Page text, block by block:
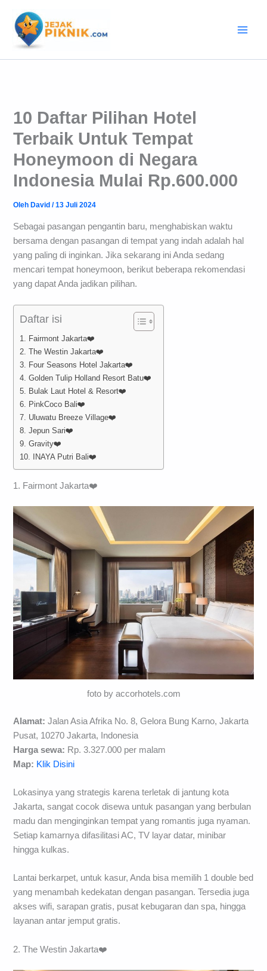
konten
10 Daftar Pilihan Hotel
Terbaik Untuk Tempat
Honeymoon di Negara
Indonesia Mulai Rp.600.000
Oleh David/13 Juli 2024
Sebagai pasangan pengantin baru, menghabiskan waktu
bersama dengan pasangan di tempat yang indah adalah hal
yang paling di inginkan. Jika sekarang ini Anda sedang
mencari tempat honeymoon, berikut beberapa rekomendasi
yang dapat Anda jadikan pilihan.
Daftar isi
1. Fairmont Jakarta❤️
2. The Westin Jakarta❤️
3. Four Seasons Hotel Jakarta❤️
4. Golden Tulip Holland Resort Batu❤️
5. Bulak Laut Hotel & Resort❤️
6. PinkCoco Bali❤️
7. Uluwatu Breeze Village❤️
8. Jepun Sari❤️
9. Gravity❤️
10. INAYA Putri Bali❤️
1. Fairmont Jakarta❤️
foto by accorhotels.com
Alamat: Jalan Asia Afrika No. 8, Gelora Bung Karno, Jakarta
Pusat, 10270 Jakarta, Indonesia
Harga sewa: Rp. 3.327.000 per malam
Map: Klik Disini
Lokasinya yang strategis karena terletak di jantung kota
Jakarta, sangat cocok disewa untuk pasangan yang berbulan
madu dan menginginkan tempat yang romantis juga nyaman.
Setiap kamarnya difasilitasi AC, TV layar datar, minibar
hingga kulkas.
Lantai berkarpet, untuk kasur, Anda bisa memilih 1 double bed
yang menambah kedekatan dengan pasangan. Tersedia juga
akses wifi, sarapan gratis, pusat kebugaran dan spa, hingga
layanan antar jemput gratis.
2. The Westin Jakarta❤️